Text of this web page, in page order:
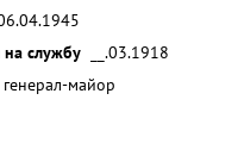
на службу
__.03.1918
генерал-майор